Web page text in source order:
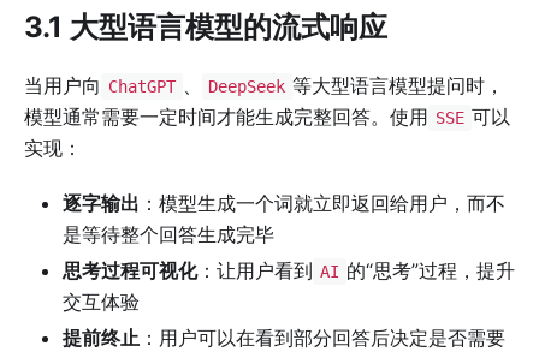
3.1 大型语言模型的流式响应
当用户向 ChatGPT DeepSeek 等大型语言模型提问时，
模型通常需要一定时间才能生成完整回答。使用 SSE 可以
实现：
逐字输出 ：模型生成一个词就立即返回给用户，而不
是等待整个回答生成完毕
思考过程可视化：让用户看到 AI 的“思考”过程，提升
交互体验
提前终止 ：用户可以在看到部分回答后决定是否需要